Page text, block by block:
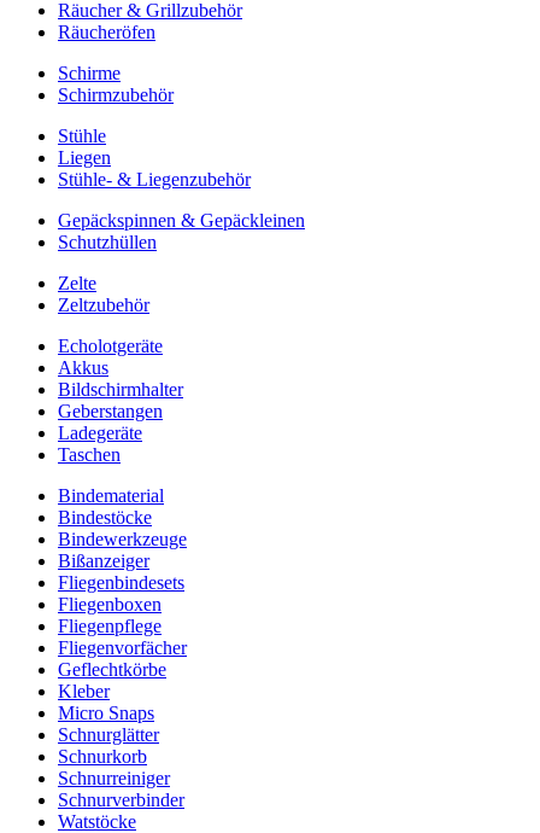
Räucher & Grillzubehör
Räucheröfen
Schirme
Schirmzubehör
Stühle
Liegen
Stühle- & Liegenzubehör
Gepäckspinnen & Gepäckleinen
Schutzhüllen
Zelte
Zeltzubehör
Echolotgeräte
Akkus
Bildschirmhalter
Geberstangen
Ladegeräte
Taschen
Bindematerial
Bindestöcke
Bindewerkzeuge
Bißanzeiger
Fliegenbindesets
Fliegenboxen
Fliegenpflege
Fliegenvorfächer
Geflechtkörbe
Kleber
Micro Snaps
Schnurglätter
Schnurkorb
Schnurreiniger
Schnurverbinder
Watstöcke